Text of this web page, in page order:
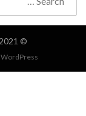
© Copyright 2021 –
WordPress